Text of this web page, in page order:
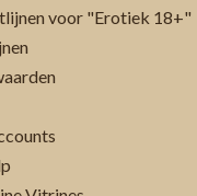
voor "Erotiek 18+"